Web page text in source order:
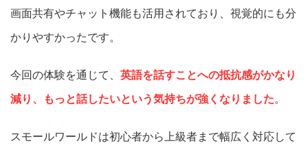
画面共有やチャット機能も活用されており、視覚的にも分
かりやすかったです。
今回の体験を通じて、 英語を話すことへの抵抗感がかなり
減り、もっと話したいという気持ちが強くなりました。
スモールワールドは初心者から上級者まで幅広く対応して